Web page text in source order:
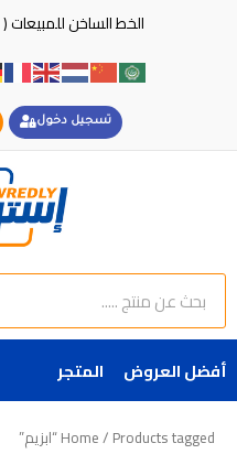
الخط الساخن للمبيعات (
تسجيل دخول
Search
أفضل العروض المتجر
Home/ Products tagged “ابزيم”